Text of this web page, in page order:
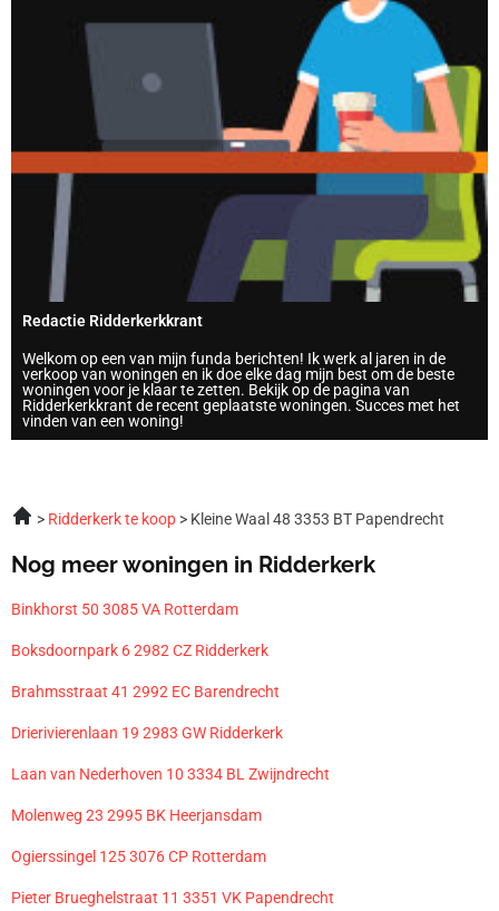
Redactie Ridderkerkkrant
Welkom op een van mijn funda berichten! Ik werk al jaren in de
verkoop van woningen en ik doe elke dag mijn best om de beste
woningen voor je klaar te zetten. Bekijk op de pagina van
Ridderkerkkrant de recent geplaatste woningen. Succes met het
vinden van een woning!
Ridderkerk te koop Kleine Waal 48 3353 BT Papendrecht
Nog meer woningen in Ridderkerk
Binkhorst 50 3085 VA Rotterdam
Boksdoornpark 6 2982 CZ Ridderkerk
Brahmsstraat 41 2992 EC Barendrecht
Drierivierenlaan 19 2983 GW Ridderkerk
Laan van Nederhoven 10 3334 BL Zwijndrecht
Molenweg 23 2995 BK Heerjansdam
Ogierssingel 125 3076 CP Rotterdam
Pieter Brueghelstraat 11 3351 VK Papendrecht